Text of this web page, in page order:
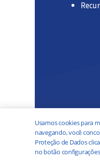
Usamos cookies para
navegando, você
Proteção de Dados
no botão configurações